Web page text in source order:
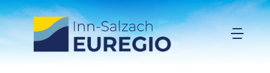
Zum
Inhalt
springen